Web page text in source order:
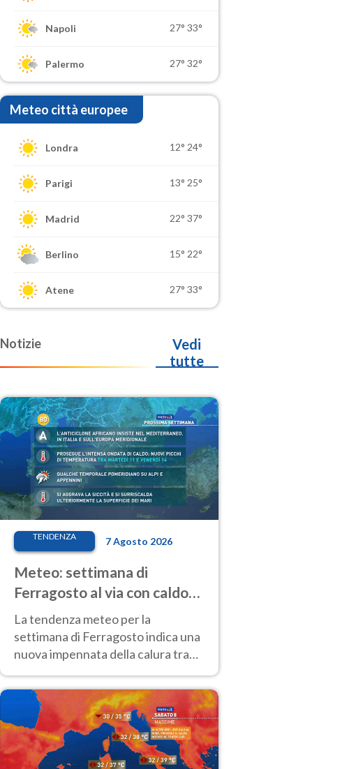
Napoli 27° 33°
Palermo 27° 32°
Meteo città europee
Londra 12° 24°
Parigi 13° 25°
Madrid 22° 37°
Berlino 15° 22°
Atene 27° 33°
Notizie
Vedi
tutte
TENDENZA 7 Agosto 2026
Meteo: settimana di
Ferragosto al via con caldo
intenso e qualche temporale
La tendenza meteo per la
settimana di Ferragosto indica una
nuova impennata della calura tra
anche al Nord.